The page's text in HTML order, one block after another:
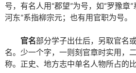
号，有名人用“郡望”为号，如“罗豫章
河东”系指柳宗元；也有用官职为号。
官名部分学子出仕后，另取官名
名。少一个字，一则刻官章时实用，
称。正史、地方志中单名人物所占的比